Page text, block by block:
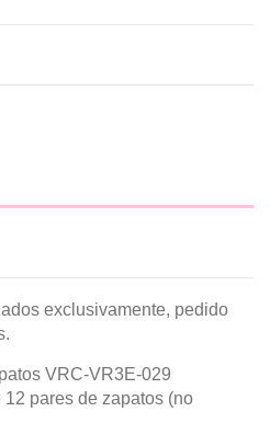
exclusivamente, pedido
VRC-VR3E-029
pares de zapatos (no